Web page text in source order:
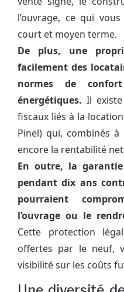
l’ouvrage, ce qui
court et moyen terme.
De plus, une
facilement des
normes de
énergétiques. Il
fiscaux liés à la
Pinel) qui, combinés
encore la rentabilité
En outre, la
pendant dix ans
pourraient
l’ouvrage ou le
Cette protection
offertes par le neuf,
visibilité sur les coûts